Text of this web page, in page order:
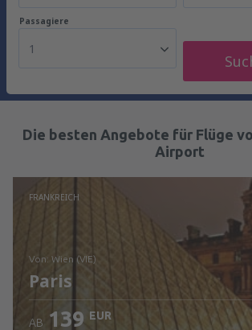
Passagiere
1
Die besten Angebote für Flüge
Airport
FRANKREICH
von: Wien (VIE)
Paris
AB 139 EUR